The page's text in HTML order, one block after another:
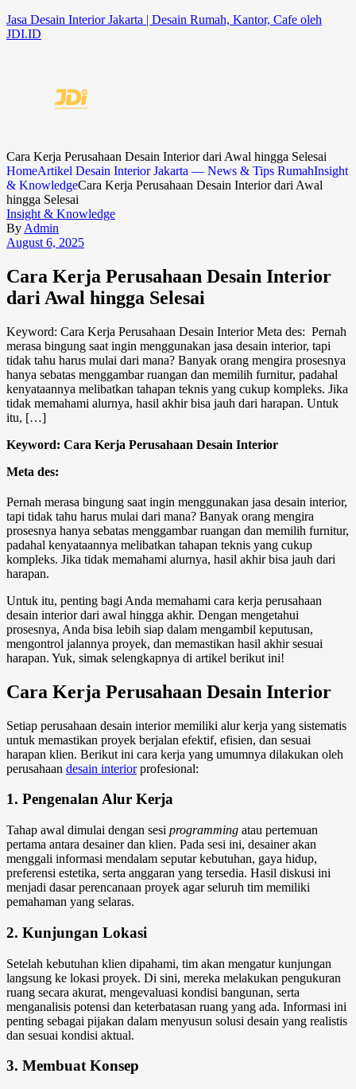
Jasa Desain Interior Jakarta | Desain Rumah, Kantor, Cafe oleh
JDI.ID
Cara Kerja Perusahaan Desain Interior dari Awal hingga Selesai
HomeArtikel Desain Interior Jakarta — News & Tips RumahInsight
& KnowledgeCara Kerja Perusahaan Desain Interior dari Awal
hingga Selesai
Insight & Knowledge
By Admin
August 6, 2025
Cara Kerja Perusahaan Desain Interior
dari Awal hingga Selesai
Keyword: Cara Kerja Perusahaan Desain Interior Meta des: Pernah
merasa bingung saat ingin menggunakan jasa desain interior, tapi
tidak tahu harus mulai dari mana? Banyak orang mengira prosesnya
hanya sebatas menggambar ruangan dan memilih furnitur, padahal
kenyataannya melibatkan tahapan teknis yang cukup kompleks. Jika
tidak memahami alurnya, hasil akhir bisa jauh dari harapan. Untuk
itu, […]
Keyword: Cara Kerja Perusahaan Desain Interior
Meta des:
Pernah merasa bingung saat ingin menggunakan jasa desain interior,
tapi tidak tahu harus mulai dari mana? Banyak orang mengira
prosesnya hanya sebatas menggambar ruangan dan memilih furnitur,
padahal kenyataannya melibatkan tahapan teknis yang cukup
kompleks. Jika tidak memahami alurnya, hasil akhir bisa jauh dari
harapan.
Untuk itu, penting bagi Anda memahami cara kerja perusahaan
desain interiordari awal hingga akhir. Dengan mengetahui
prosesnya, Anda bisa lebih siap dalam mengambil keputusan,
mengontrol jalannya proyek, dan memastikan hasil akhir sesuai
harapan. Yuk, simak selengkapnya di artikel berikut ini!
Cara Kerja Perusahaan Desain Interior
Setiap perusahaan desain interior memiliki alur kerja yang sistematis
untuk memastikan proyek berjalan efektif, efisien, dan sesuai
harapan klien. Berikut ini cara kerja yang umumnya dilakukan oleh
perusahaan desain interior profesional:
1. Pengenalan Alur Kerja
Tahap awal dimulai dengan sesi programming atau pertemuan
pertama antara desainer dan klien. Pada sesi ini, desainer akan
menggali informasi mendalam seputar kebutuhan, gaya hidup,
preferensi estetika, serta anggaran yang tersedia. Hasil diskusi ini
menjadi dasar perencanaan proyek agar seluruh tim memiliki
pemahaman yang selaras.
2. Kunjungan Lokasi
Setelah kebutuhan klien dipahami, tim akan mengatur kunjungan
langsung ke lokasi proyek. Di sini, mereka melakukan pengukuran
ruang secara akurat, mengevaluasi kondisi bangunan, serta
menganalisis potensi dan keterbatasan ruang yang ada. Informasi ini
penting sebagai pijakan dalam menyusun solusi desain yang realistis
dan sesuai kondisi aktual.
3. Membuat Konsep